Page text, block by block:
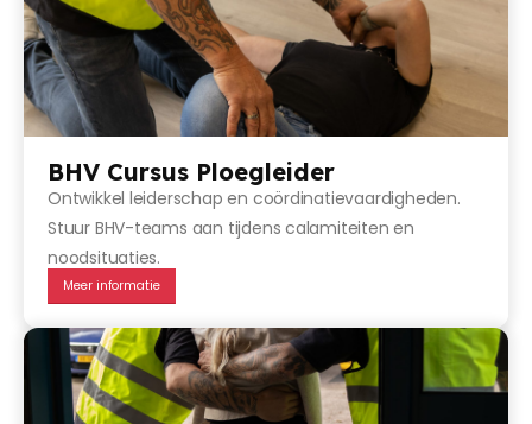
BHV Cursus Ploegleider
Ontwikkel leiderschap en coördinatievaardigheden.
Stuur BHV-teams aan tijdens calamiteiten en
noodsituaties.
Meer informatie